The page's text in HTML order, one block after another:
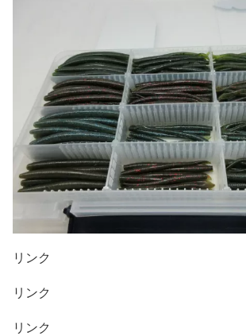
リンク
リンク
リンク